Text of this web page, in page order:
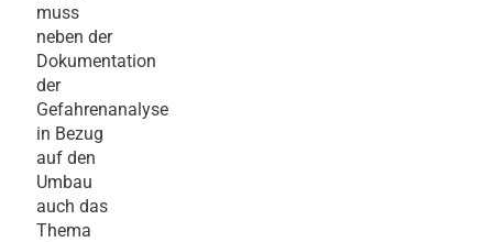
muss
neben der
Dokumentation
der
Gefahrenanalyse
in Bezug
auf den
Umbau
auch das
Thema